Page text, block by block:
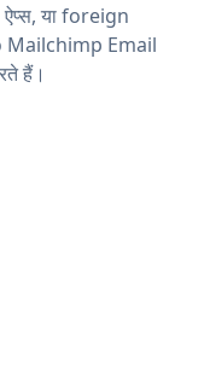
या foreign
Mailchimp Email
हैं।